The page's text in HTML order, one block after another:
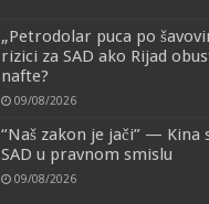
„Petrodolar puca po
rizici za SAD ako Rijad
nafte?
09/08/2026
“Naš zakon je jači” — Kina
SAD u pravnom smislu
09/08/2026